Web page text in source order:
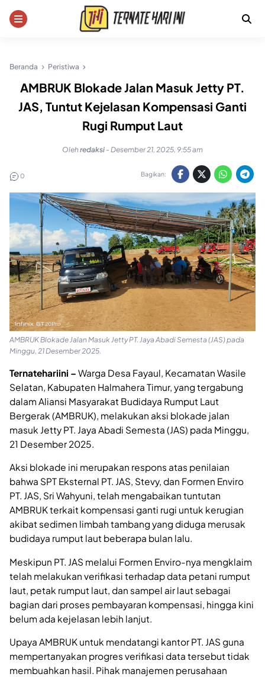
Beranda Peristiwa
AMBRUK Blokade Jalan Masuk Jetty PT.
JAS, Tuntut Kejelasan Kompensasi Ganti
Rugi Rumput Laut
Olehredaksi - Desember 21, 2025, 9:55 am
0 Bagikan:
AMBRUK Blokade Jalan Masuk Jetty PT. Jaya Abadi Semesta (JAS) pada
Minggu, 21 Desember 2025.
Ternatehariini – Warga Desa Fayaul, Kecamatan Wasile
Selatan, Kabupaten Halmahera Timur, yang tergabung
dalam Aliansi Masyarakat Budidaya Rumput Laut
Bergerak (AMBRUK), melakukan aksi blokade jalan
masuk Jetty PT. Jaya Abadi Semesta (JAS) pada Minggu,
21 Desember 2025.
Aksi blokade ini merupakan respons atas penilaian
bahwa SPT Eksternal PT. JAS, Stevy, dan Formen Enviro
PT. JAS, Sri Wahyuni, telah mengabaikan tuntutan
AMBRUK terkait kompensasi ganti rugi untuk kerugian
akibat sedimen limbah tambang yang diduga merusak
budidaya rumput laut beberapa bulan lalu.
Meskipun PT. JAS melalui Formen Enviro-nya mengklaim
telah melakukan verifikasi terhadap data petani rumput
laut, petak rumput laut, dan sampel air laut sebagai
bagian dari proses pembayaran kompensasi, hingga kini
belum ada kejelasan lebih lanjut.
Upaya AMBRUK untuk mendatangi kantor PT. JAS guna
mempertanyakan progres verifikasi data tersebut tidak
membuahkan hasil. Pihak manajemen perusahaan